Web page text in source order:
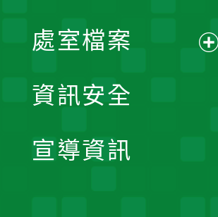
單
處室檔案
資訊安全
宣導資訊